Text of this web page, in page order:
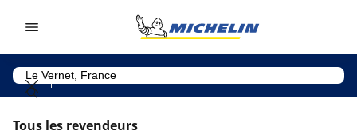
Tous les revendeurs